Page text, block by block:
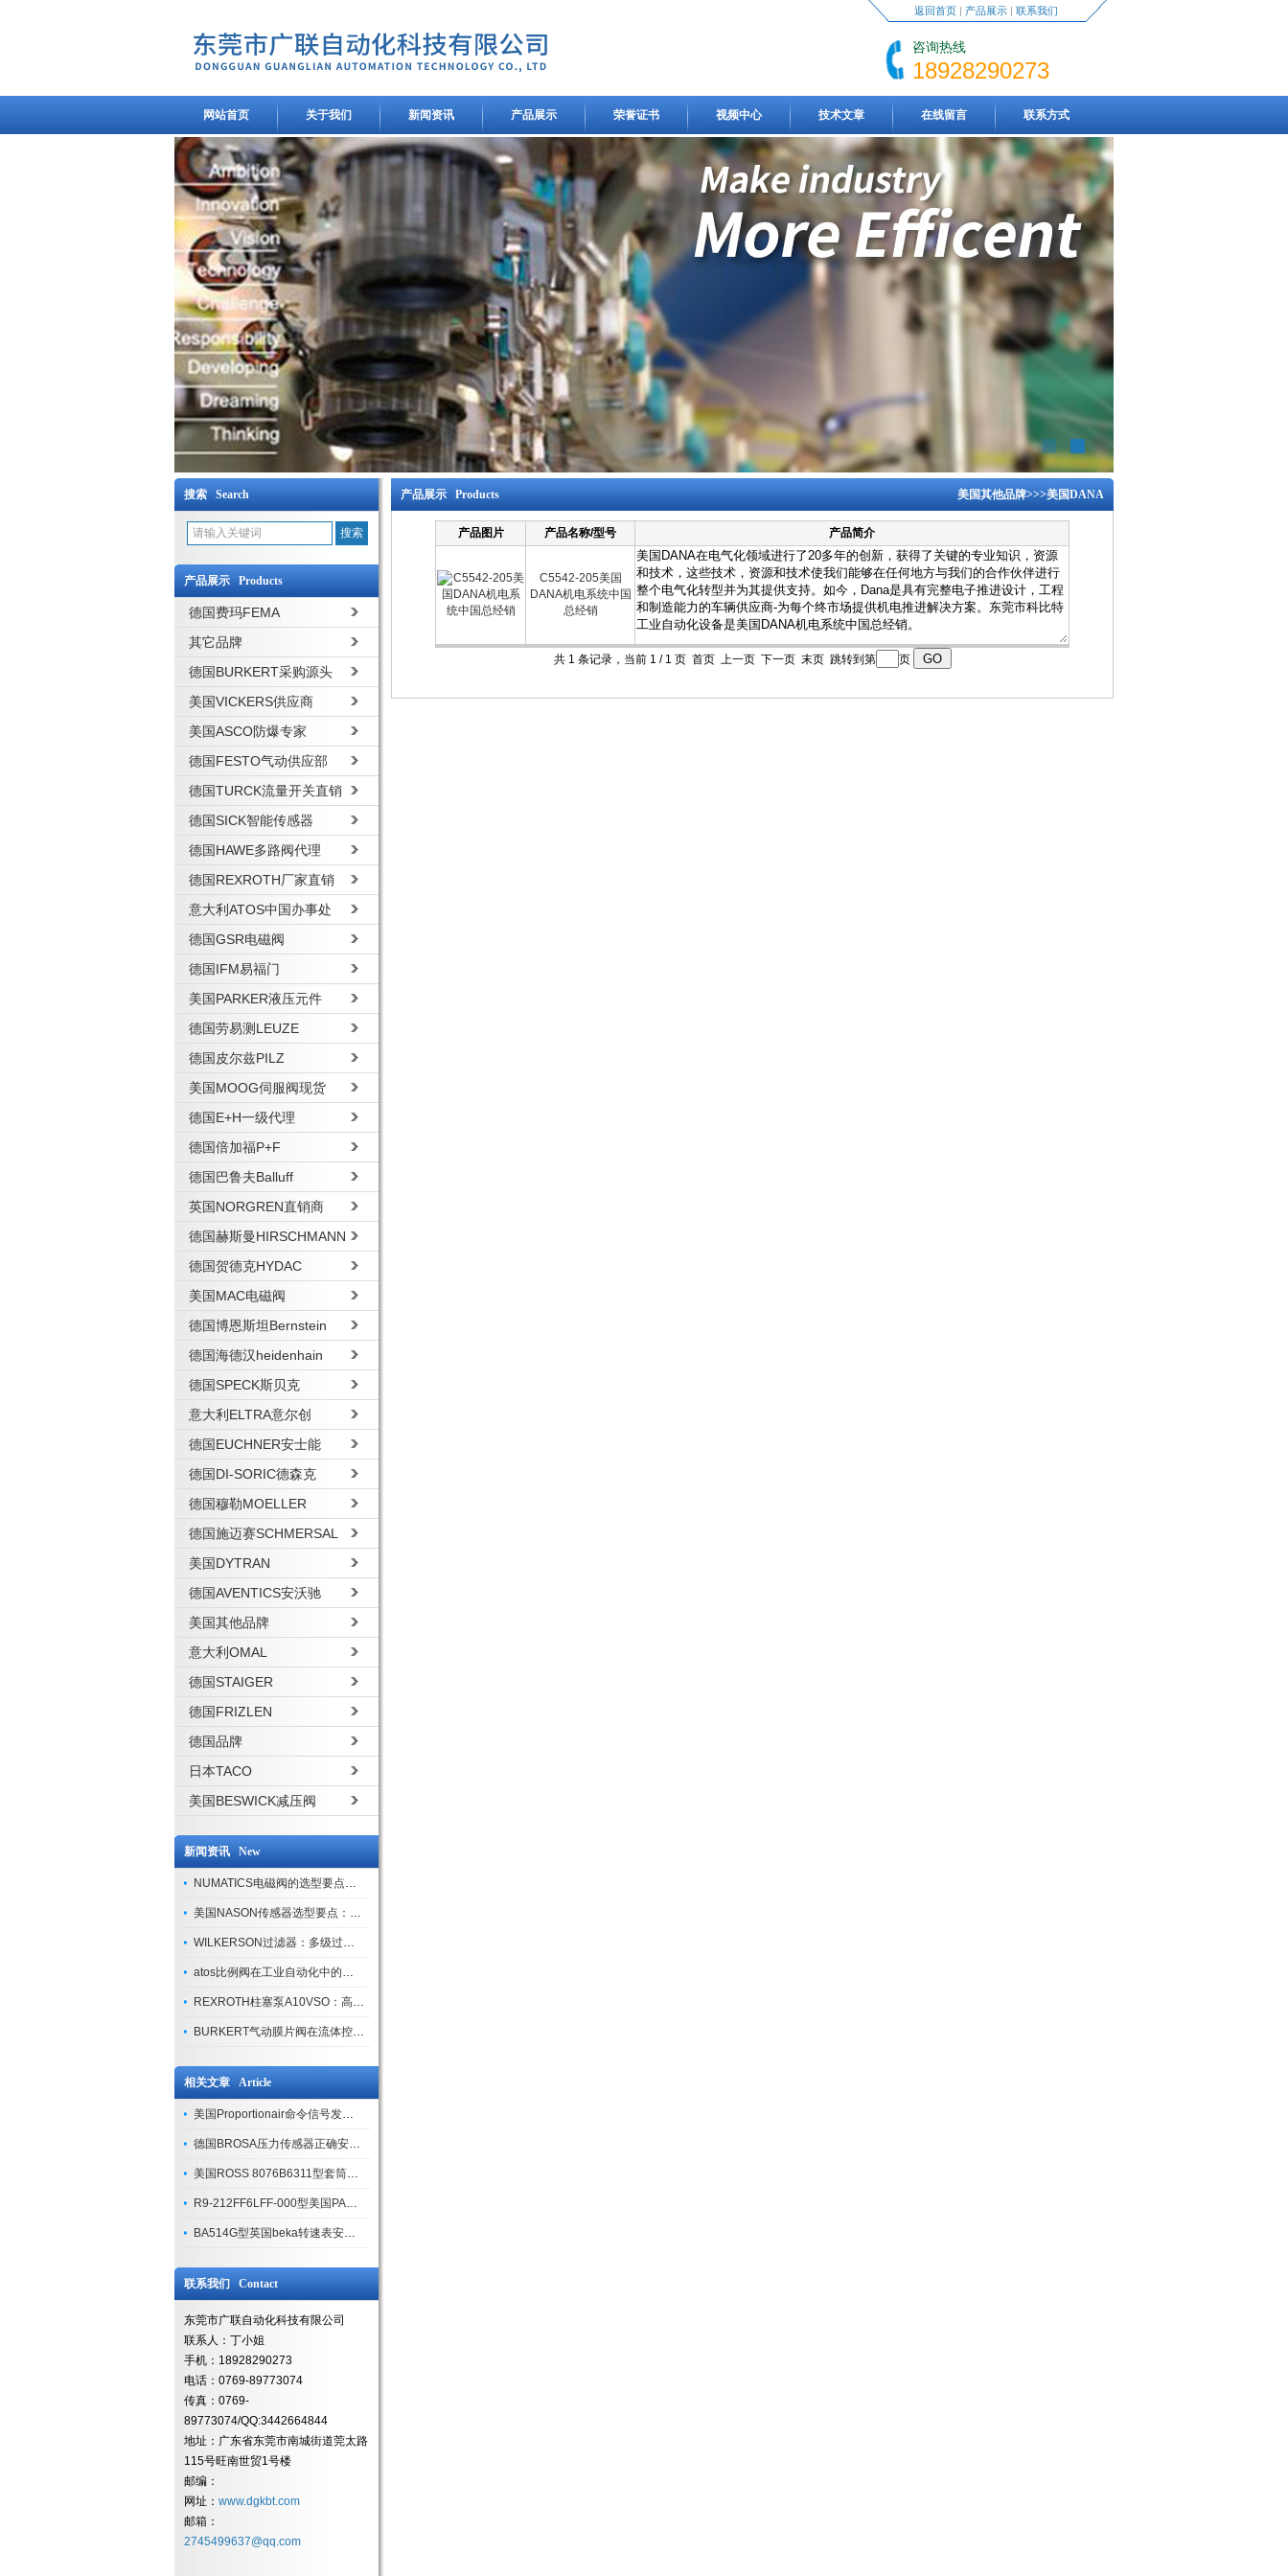
返回首页| 产品展示| 联系我们
咨询热线
18928290273
网站首页 关于我们 新闻资讯 产品展示 荣誉证书 视频中心 技术文章 在线留言 联系方式
搜索 Search
产品展示 Products
德国费玛FEMA
其它品牌
德国BURKERT采购源头
美国VICKERS供应商
美国ASCO防爆专家
德国FESTO气动供应部
德国TURCK流量开关直销
德国SICK智能传感器
德国HAWE多路阀代理
德国REXROTH厂家直销
意大利ATOS中国办事处
德国GSR电磁阀
德国IFM易福门
美国PARKER液压元件
德国劳易测LEUZE
德国皮尔兹PILZ
美国MOOG伺服阀现货
德国E+H一级代理
德国倍加福P+F
德国巴鲁夫Balluff
英国NORGREN直销商
德国赫斯曼HIRSCHMANN
德国贺德克HYDAC
美国MAC电磁阀
德国博恩斯坦Bernstein
德国海德汉heidenhain
德国SPECK斯贝克
意大利ELTRA意尔创
德国EUCHNER安士能
德国DI-SORIC德森克
德国穆勒MOELLER
德国施迈赛SCHMERSAL
美国DYTRAN
德国AVENTICS安沃驰
美国其他品牌
意大利OMAL
德国STAIGER
德国FRIZLEN
德国品牌
日本TACO
美国BESWICK减压阀
新闻资讯 New
NUMATICS电磁阀的选型要点与使用注意事项
美国NASON传感器选型要点：精度、量程与接口适配指南
WILKERSON过滤器：多级过滤技术，适配多行业净化需求
atos比例阀在工业自动化中的关键应用
REXROTH柱塞泵A10VSO：高效液压系统的核心组件
BURKERT气动膜片阀在流体控制中的应用
相关文章 Article
美国Proportionair命令信号发生器系统集成要点
德国BROSA压力传感器正确安装方法
美国ROSS 8076B6311型套筒阀的安装要求
R9-212FF6LFF-000型美国PARKER隔离阀技术特点与性能优势
BA514G型英国beka转速表安装操作
联系我们 Contact
东莞市广联自动化科技有限公司
联系人：丁小姐
手机：18928290273
电话：0769-89773074
传真：0769-
89773074/QQ:3442664844
地址：广东省东莞市南城街道莞太路
115号旺南世贸1号楼
邮编：
网址： www.dgkbt.com
邮箱：
2745499637@qq.com
产品展示 Products 美国其他品牌>>>美国DANA
产品图片 产品名称/型号 产品简介
C5542-205美国
DANA机电系统中国
总经销
共 1 条记录，当前 1 / 1 页 首页 上一页 下一页 末页 跳转到第 页